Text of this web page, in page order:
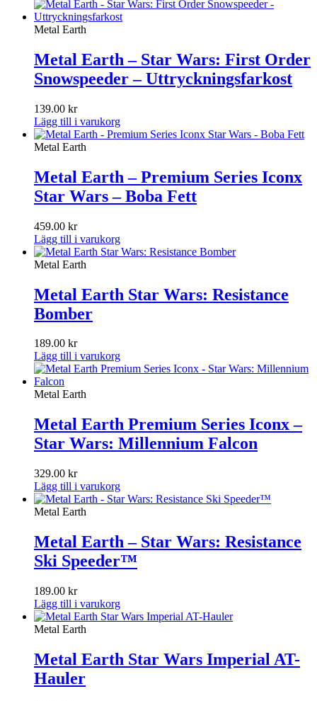
Metal Earth
Metal Earth – Star Wars: First Order
Snowspeeder – Uttryckningsfarkost
139.00 kr
Lägg till i varukorg
Metal Earth
Metal Earth – Premium Series Iconx
Star Wars – Boba Fett
459.00 kr
Lägg till i varukorg
Metal Earth
Metal Earth Star Wars: Resistance
Bomber
189.00 kr
Lägg till i varukorg
Metal Earth
Metal Earth Premium Series Iconx –
Star Wars: Millennium Falcon
329.00 kr
Lägg till i varukorg
Metal Earth
Metal Earth – Star Wars: Resistance
Ski Speeder™
189.00 kr
Lägg till i varukorg
Metal Earth
Metal Earth Star Wars Imperial AT-
Hauler